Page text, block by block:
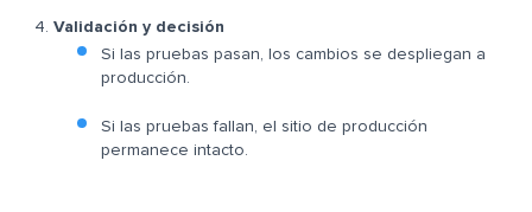
Validación y decisión
Si las pruebas pasan, los cambios se despliegan a
producción.
Si las pruebas fallan, el sitio de producción
permanece intacto.